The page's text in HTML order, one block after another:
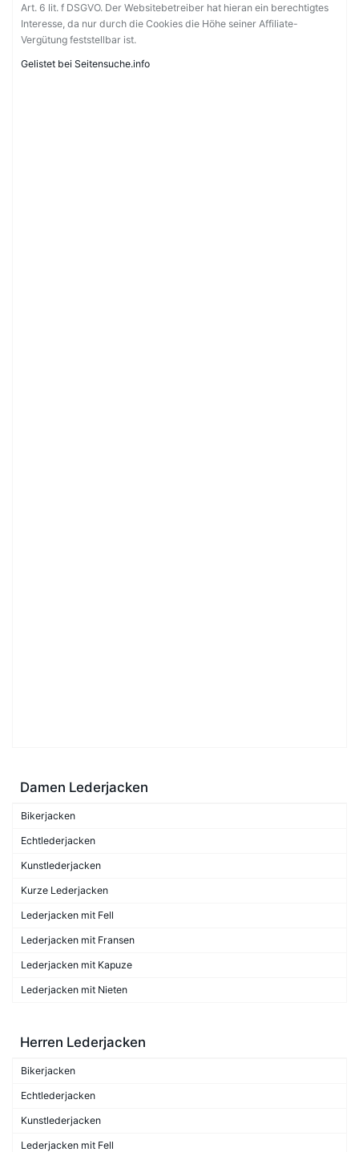
Art. 6 lit. f DSGVO. Der Websitebetreiber hat hieran ein berechtigtes
Interesse, da nur durch die Cookies die Höhe seiner Affiliate-
Vergütung feststellbar ist.
Gelistet bei Seitensuche.info
Damen Lederjacken
Bikerjacken
Echtlederjacken
Kunstlederjacken
Kurze Lederjacken
Lederjacken mit Fell
Lederjacken mit Fransen
Lederjacken mit Kapuze
Lederjacken mit Nieten
Herren Lederjacken
Bikerjacken
Echtlederjacken
Kunstlederjacken
Lederjacken mit Fell